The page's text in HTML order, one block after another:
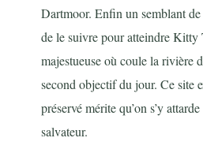
Dartmoor. Enfin un semblant
de le suivre pour atteindre Kitty
majestueuse où coule la rivière
second objectif du jour. Ce site
préservé mérite qu’on s’y
salvateur.